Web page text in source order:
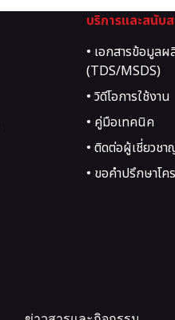
บริการและสนับ
• เอกสารข้อมูล
(TDS/MSDS)
• วิดีโอการใช้งาน
• คู่มือเทคนิค
• ติดต่อผู้เชี่ยวช
• ขอคำปรึกษาโค